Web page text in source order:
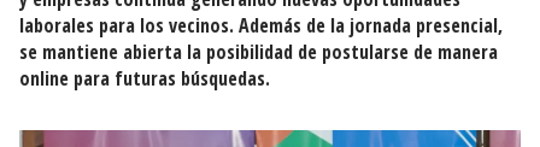
laborales para los vecinos. Además de la jornada presencial,
se mantiene abierta la posibilidad de postularse de manera
online para futuras búsquedas.